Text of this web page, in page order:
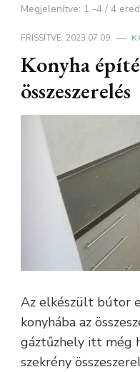
Megjelenítve: 1 -4 / 4
FRISSÍTVE: 2023.07.09.
Konyha
összeszerelés
Az elkészült bútor
konyhába az
gáztűzhely itt még
szekrény